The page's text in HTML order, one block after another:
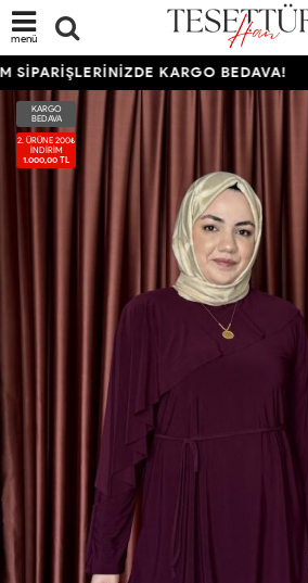
menü
SİPARİŞLERİNİZDE KARGO BEDAVA!
KARGO
BEDAVA
2. ÜRÜNE 200₺
İNDIRIM
1.000,00 TL